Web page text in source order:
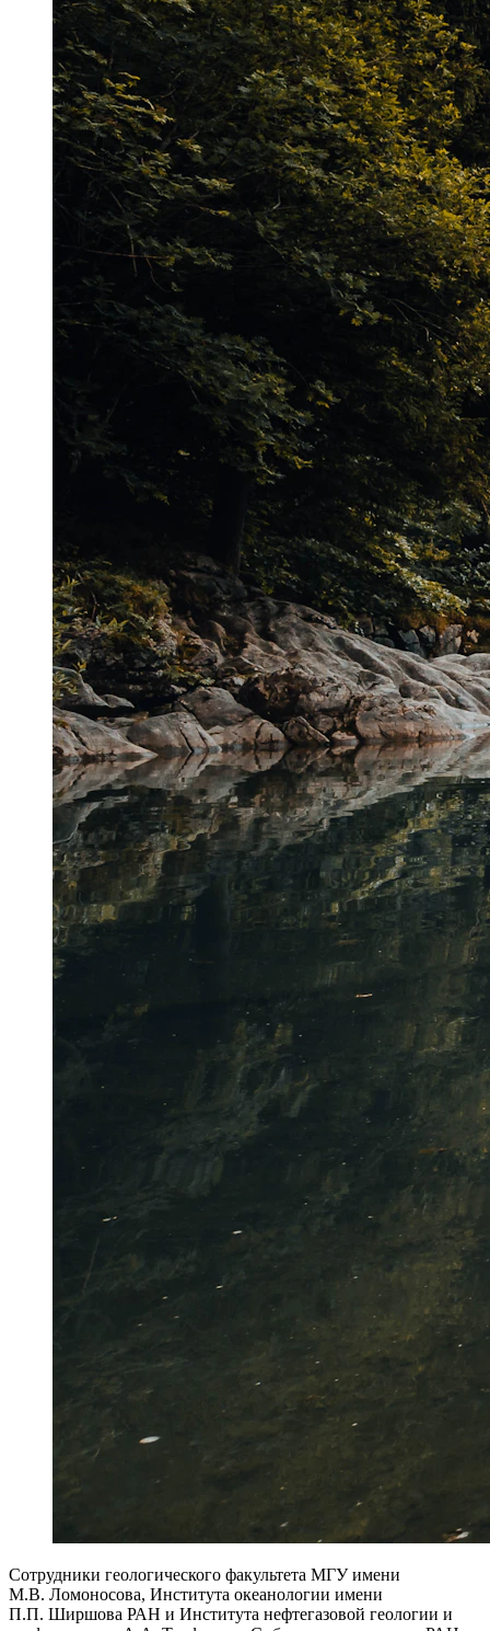
Сотрудники геологического факультета МГУ имени
М.В. Ломоносова, Института океанологии имени
П.П. Ширшова РАН и Института нефтегазовой геологии и